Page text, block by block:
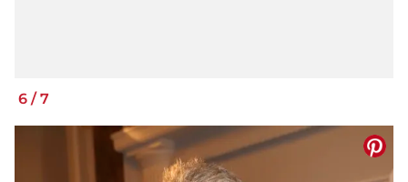
6 / 7